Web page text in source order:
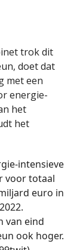
trok dit
doet dat
met een
energie-
het
het
intensieve
voor totaal
euro in
van eind
ook hoger.